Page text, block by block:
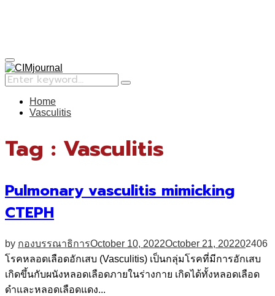
Primary
Menu
Search
for:
Search
Home
Vasculitis
Tag : Vasculitis
Pulmonary vasculitis mimicking
CTEPH
by กองบรรณาธิการOctober 10, 2022October 21, 202202406
โรคหลอดเลือดอักเสบ (Vasculitis) เป็นกลุ่มโรคที่มีการอักเสบ
เกิดขึ้นกับผนังหลอดเลือดภายในร่างกาย เกิดได้ทั้งหลอดเลือด
ดำและหลอดเลือดแดง...